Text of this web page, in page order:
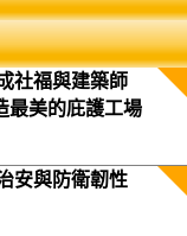
社福與建築師
最美的庇護工場
安與防衛韌性